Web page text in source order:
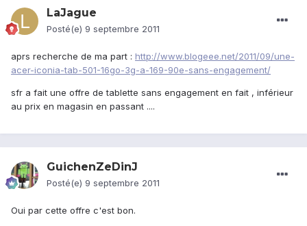
LaJague
Posté(e) 9 septembre 2011
aprs recherche de ma part : http://www.blogeee.net/2011/09/une-
acer-iconia-tab-501-16go-3g-a-169-90e-sans-engagement/
sfr a fait une offre de tablette sans engagement en fait , inférieur
au prix en magasin en passant ....
GuichenZeDinJ
Posté(e) 9 septembre 2011
Oui par cette offre c'est bon.